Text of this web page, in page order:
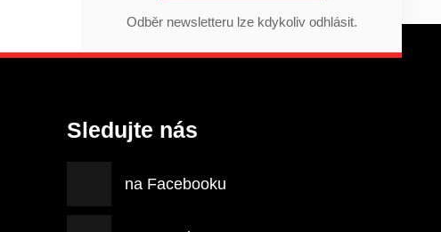
Odběr newsletteru lze kdykoliv odhlásit.
Sledujte nás
na Facebooku